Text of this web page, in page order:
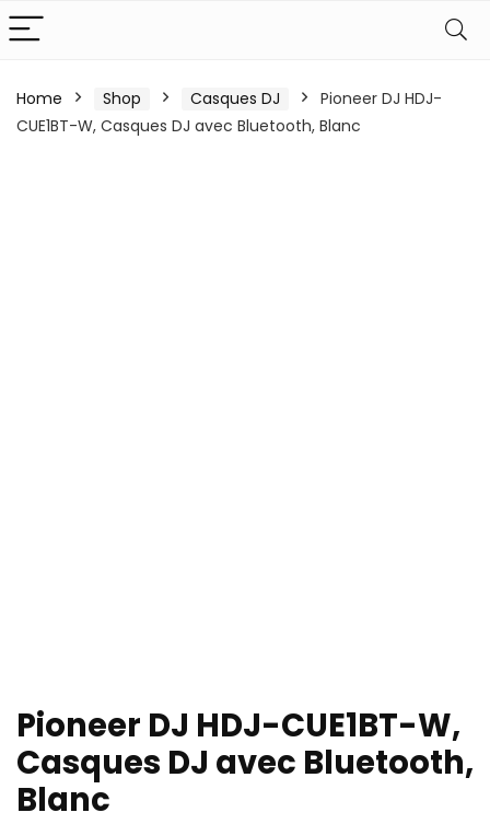
Home Shop Casques DJ
Pioneer DJ HDJ-
CUE1BT-W, Casques DJ avec Bluetooth, Blanc
Pioneer DJ HDJ-CUE1BT-W,
Casques DJ avec Bluetooth,
Blanc